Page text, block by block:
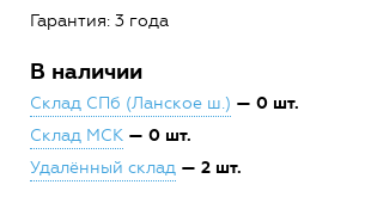
Гарантия: 3 года
В наличии
Склад СПб (Ланское ш.) — 0 шт.
Склад МСК — 0 шт.
Удалённый склад — 2 шт.